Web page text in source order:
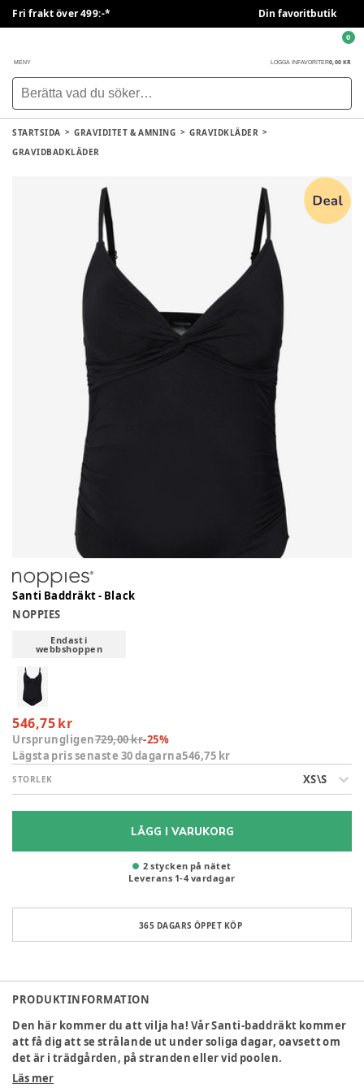
Fri frakt över 499:-* Din favoritbutik
MENY LOGGA IN FAVORITER0,00 KR
0
STARTSIDA GRAVIDITET & AMNING
GRAVIDKLÄDER
GRAVIDBADKLÄDER
Santi Baddräkt - Black
NOPPIES
Endast i
webbshoppen
546,75 kr
Ursprungligen729,00 kr-25%
Lägsta pris senaste 30 dagarna546,75 kr
STORLEK XS\S
LÄGG I VARUKORG
2 stycken på nätet
Leverans 1-4 vardagar
365 DAGARS ÖPPET KÖP
PRODUKTINFORMATION
Den här kommer du att vilja ha! Vår Santi-baddräkt kommer
att få dig att se strålande ut under soliga dagar, oavsett om
det är i trädgården, på stranden eller vid poolen.
Baddräkten finns i flera färger och har en elegant V-
Läs mer